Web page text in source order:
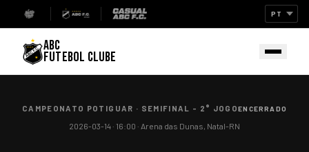
ABC
FUTEBOL CLUBE
CAMPEONATO POTIGUAR · SEMIFINAL - 2° JOGOENCERRADO
2026-03-14 · 16:00 · Arena das Dunas, Natal-RN